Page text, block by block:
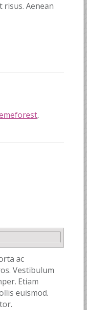
Aenean
,
ac
Vestibulum
Etiam
euismod.